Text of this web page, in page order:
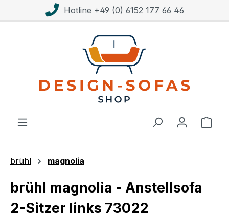
Zum Hauptinhalt springenKostenloser Versand ab 1.000€**
brühl magnolia
brühl magnolia - Anstellsofa
2-Sitzer links 73022